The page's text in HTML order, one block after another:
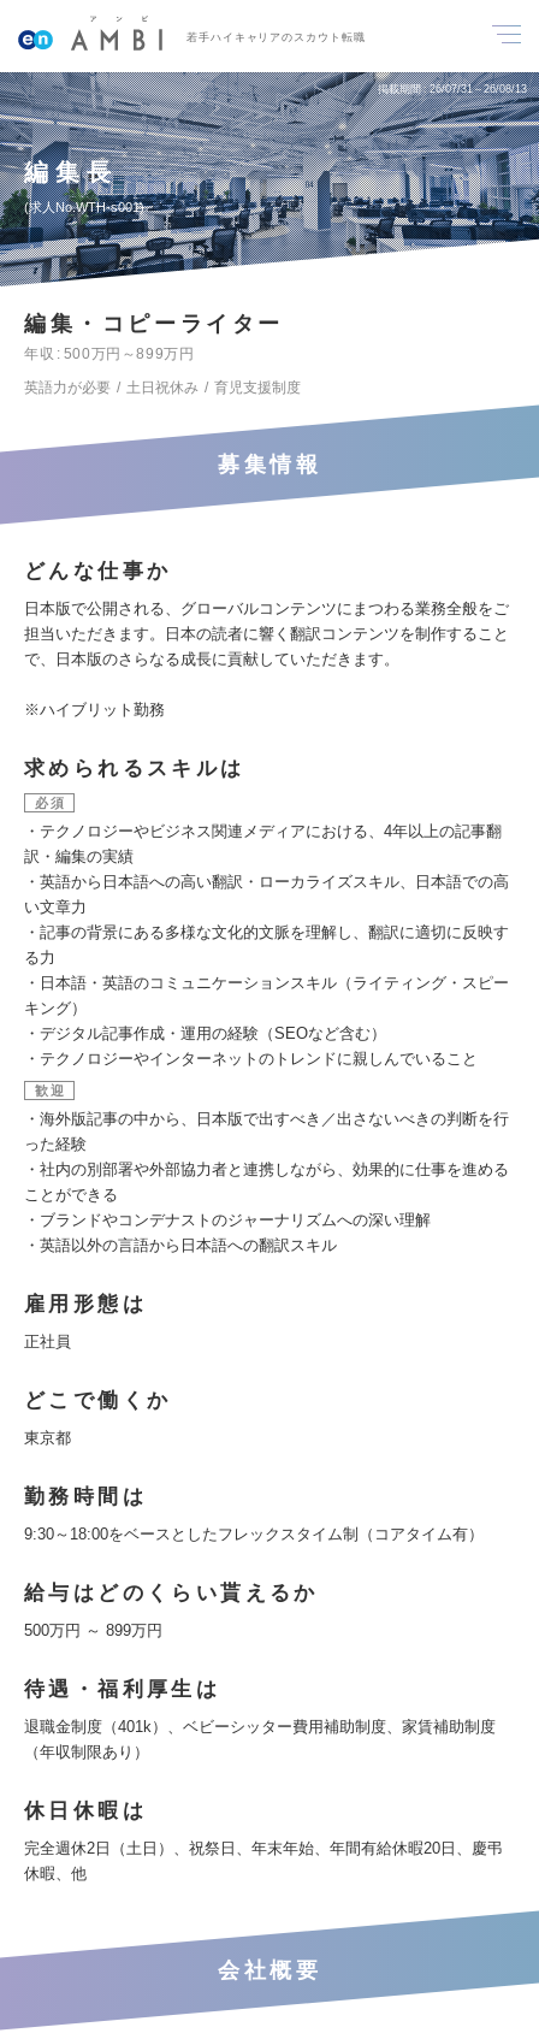
若手ハイキャリアのスカウト転職
掲載期間 26/07/31～26/08/13
編集長
求人No.WTH-s001
編集・コピーライター
年収
500万円～899万円
英語力が必要
土日祝休み 育児支援制度
募集情報
どんな仕事か
日本版で公開される、グローバルコンテンツにまつわる業務全般をご
担当いただきます。日本の読者に響く翻訳コンテンツを制作すること
で、日本版のさらなる成長に貢献していただきます。
※ハイブリット勤務
求められるスキルは
必須
・テクノロジーやビジネス関連メディアにおける、4年以上の記事翻
訳・編集の実績
・英語から日本語への高い翻訳・ローカライズスキル、日本語での高
い文章力
・記事の背景にある多様な文化的文脈を理解し、翻訳に適切に反映す
る力
・日本語・英語のコミュニケーションスキル（ライティング・スピー
キング）
・デジタル記事作成・運用の経験（SEOなど含む）
・テクノロジーやインターネットのトレンドに親しんでいること
歓迎
・海外版記事の中から、日本版で出すべき／出さないべきの判断を行
った経験
・社内の別部署や外部協力者と連携しながら、効果的に仕事を進める
ことができる
・ブランドやコンデナストのジャーナリズムへの深い理解
・英語以外の言語から日本語への翻訳スキル
雇用形態は
正社員
どこで働くか
東京都
勤務時間は
9:30～18:00をベースとしたフレックスタイム制（コアタイム有）
給与はどのくらい貰えるか
500万円 ～ 899万円
待遇・福利厚生は
退職金制度（401k）、ベビーシッター費用補助制度、家賃補助制度
（年収制限あり）
休日休暇は
完全週休2日（土日）、祝祭日、年末年始、年間有給休暇20日、慶弔
休暇、他
会社概要